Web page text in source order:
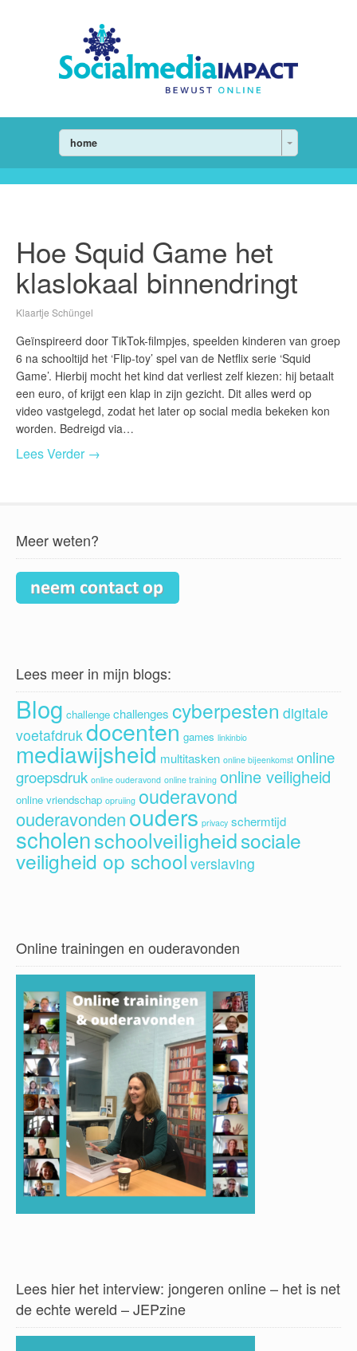
home
Hoe Squid Game het
klaslokaal binnendringt
Klaartje Schüngel
Geïnspireerd door TikTok-filmpjes, speelden kinderen van groep
6 na schooltijd het ‘Flip-toy’ spel van de Netflix serie ‘Squid
Game’. Hierbij mocht het kind dat verliest zelf kiezen: hij betaalt
een euro, of krijgt een klap in zijn gezicht. Dit alles werd op
video vastgelegd, zodat het later op social media bekeken kon
worden. Bedreigd via…
Lees Verder →
Meer weten?
Lees meer in mijn blogs:
Blog challenge challenges cyberpesten digitale
voetafdrukdocenten games linkinbio
mediawijsheid multitasken online bijeenkomst online
groepsdruk online ouderavond online training online veiligheid
online vriendschap opruiing ouderavond
ouderavondenouders privacy schermtijd
scholenschoolveiligheidsociale
veiligheid op school verslaving
Online trainingen en ouderavonden
Lees hier het interview: jongeren online – het is net
de echte wereld – JEPzine